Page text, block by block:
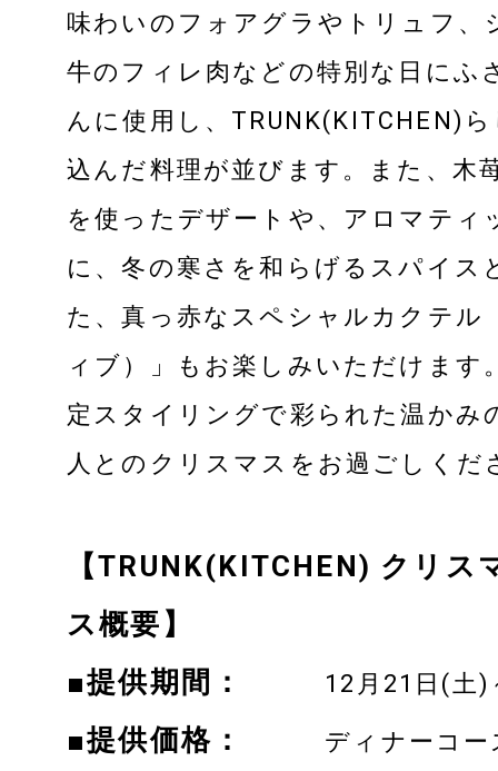
WEDDING
ACCESS
CONTACT
RECRUIT
HOTEL DEVELOPMENT
03-5766-
味わいのフォアグラやトリュフ、
牛のフィレ肉などの特別な日にふ
んに使用し、TRUNK(KITCHEN)
込んだ料理が並びます。また、木
を使ったデザートや、アロマティ
に、冬の寒さを和らげるスパイス
た、真っ赤なスペシャルカクテ
ィブ）」もお楽しみいただけます
定スタイリングで彩られた温かみ
人とのクリスマスをお過ごしくだ
【TRUNK(KITCHEN) クリス
ス概要】
■提供期間：
12月21日(土)
■提供価格：
ディナーコース